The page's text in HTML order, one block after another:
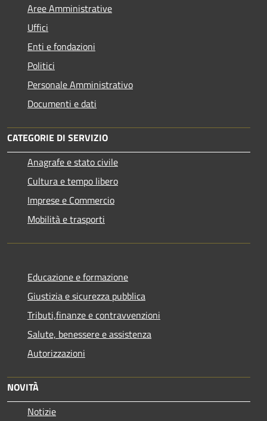
Aree Amministrative
Uffici
Enti e fondazioni
Politici
Personale Amministrativo
Documenti e dati
CATEGORIE DI SERVIZIO
Anagrafe e stato civile
Cultura e tempo libero
Imprese e Commercio
Mobilità e trasporti
Educazione e formazione
Giustizia e sicurezza pubblica
Tributi,finanze e contravvenzioni
Salute, benessere e assistenza
Autorizzazioni
NOVITÀ
Notizie